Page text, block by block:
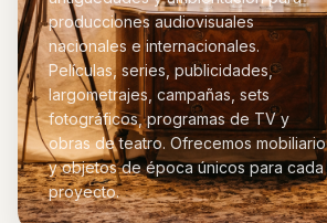
producciones audiovisuales
nacionales e internacionales.
Películas, series, publicidades,
largometrajes, campañas, sets
fotográficos, programas de TV y
obras de teatro. Ofrecemos mobiliario
y objetos de época únicos para cada
proyecto.